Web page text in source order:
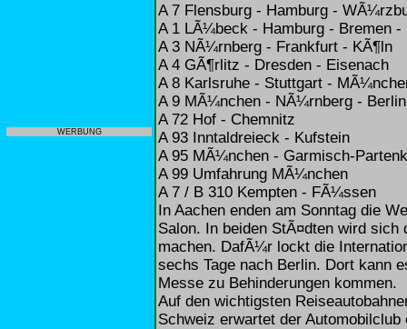
WERBUNG
A 7 Flensburg - Hamburg -
A 1 LÃ¼beck - Hamburg - Bremen -
A 3 NÃ¼rnberg - Frankfurt - KÃ¶ln
A 4 GÃ¶rlitz - Dresden - Eisenach
A 8 Karlsruhe - Stuttgart -
A 9 MÃ¼nchen - NÃ¼rnberg - Berlin
A 72 Hof - Chemnitz
A 93 Inntaldreieck - Kufstein
A 95 MÃ¼nchen - Garmisch-
A 99 Umfahrung MÃ¼nchen
A 7 / B 310 Kempten - FÃ¼ssen
In Aachen enden am Sonntag die
Salon. In beiden StÃ¤dten wird
machen. DafÃ¼r lockt die
sechs Tage nach Berlin. Dort kann
Messe zu Behinderungen kommen.
Auf den wichtigsten
Schweiz erwartet der